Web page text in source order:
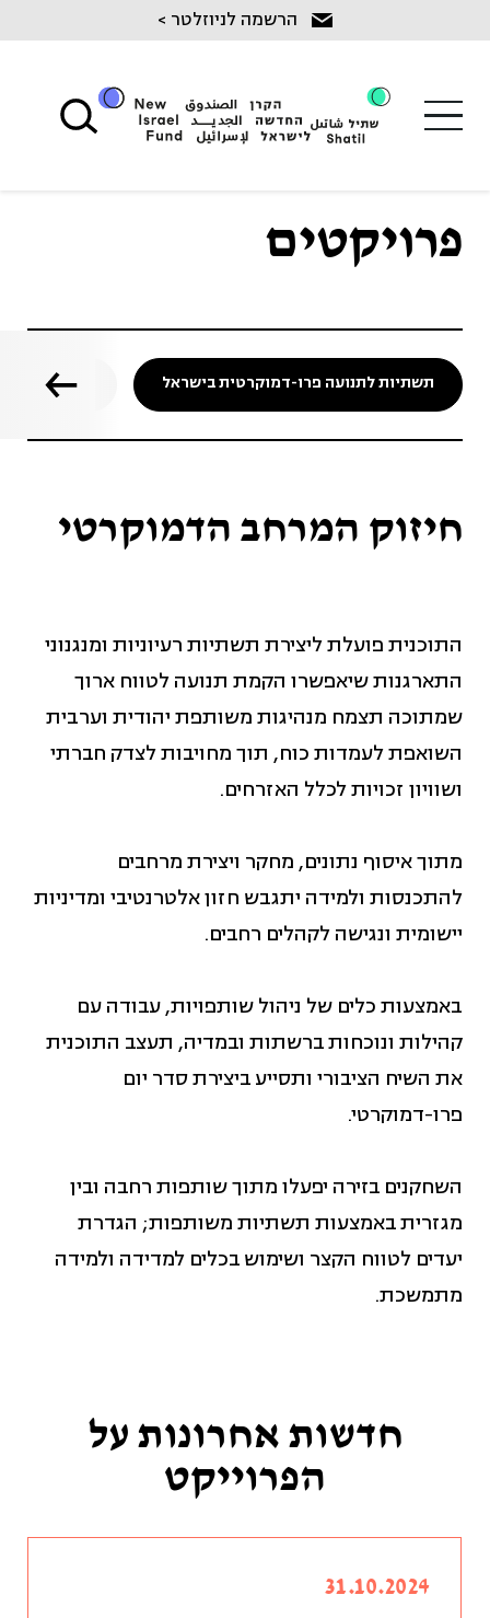
content
הרשמה לניוזלטר >
פרויקטים
תשתיות לתנועה פרו-דמוקרטית בישראל نسيج נסיג'
חיזוק המרחב הדמוקרטי
התוכנית פועלת ליצירת תשתיות רעיוניות ומנגנוני
התארגנות שיאפשרו הקמת תנועה לטווח ארוך
שמתוכה תצמח מנהיגות משותפת יהודית וערבית
השואפת לעמדות כוח, תוך מחויבות לצדק חברתי
ושוויון זכויות לכלל האזרחים.
מתוך איסוף נתונים, מחקר ויצירת מרחבים
להתכנסות ולמידה יתגבש חזון אלטרנטיבי ומדיניות
יישומית ונגישה לקהלים רחבים.
באמצעות כלים של ניהול שותפויות, עבודה עם
קהילות ונוכחות ברשתות ובמדיה, תעצב התוכנית
את השיח הציבורי ותסייע ביצירת סדר יום
פרו-דמוקרטי.
השחקנים בזירה יפעלו מתוך שותפות רחבה ובין
מגזרית באמצעות תשתיות משותפות; הגדרת
יעדים לטווח הקצר ושימוש בכלים למדידה ולמידה
מתמשכת.
חדשות אחרונות על
הפרוייקט
31.10.2024